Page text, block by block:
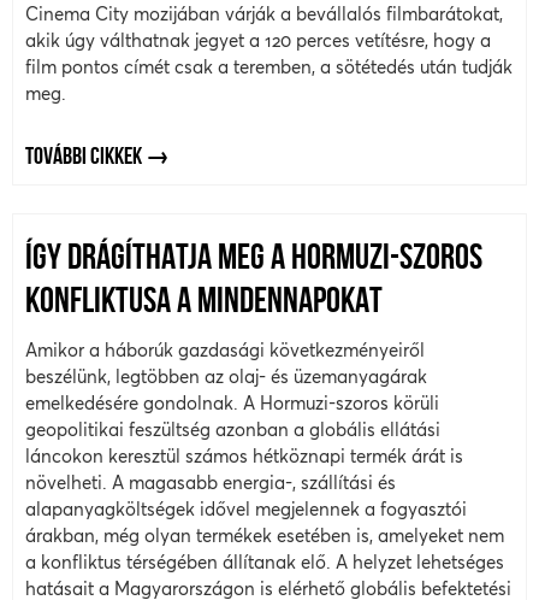
Cinema City mozijában várják a bevállalós filmbarátokat,
akik úgy válthatnak jegyet a 120 perces vetítésre, hogy a
film pontos címét csak a teremben, a sötétedés után tudják
meg.
TOVÁBBI CIKKEK
ÍGY DRÁGÍTHATJA MEG A HORMUZI-SZOROS
KONFLIKTUSA A MINDENNAPOKAT
Amikor a háborúk gazdasági következményeiről
beszélünk, legtöbben az olaj- és üzemanyagárak
emelkedésére gondolnak. A Hormuzi-szoros körüli
geopolitikai feszültség azonban a globális ellátási
láncokon keresztül számos hétköznapi termék árát is
növelheti. A magasabb energia-, szállítási és
alapanyagköltségek idővel megjelennek a fogyasztói
árakban, még olyan termékek esetében is, amelyeket nem
a konfliktus térségében állítanak elő. A helyzet lehetséges
hatásait a Magyarországon is elérhető globális befektetési